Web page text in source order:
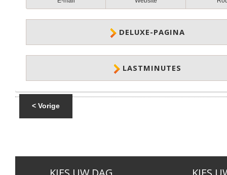
DELUXE-PAGINA
LASTMINUTES
< Vorige